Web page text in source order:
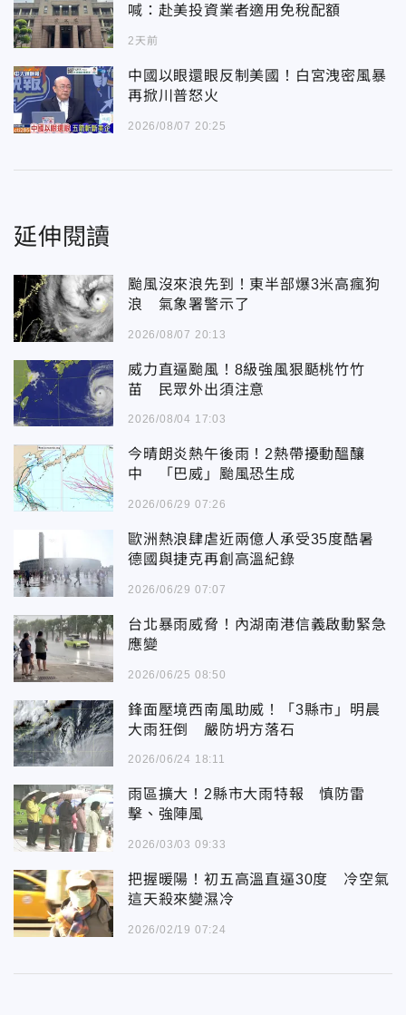
喊：赴美投資業者適用免稅配額
2天前
中國以眼還眼反制美國！白宮洩密風暴
再掀川普怒火
2026/08/07 20:25
延伸閱讀
颱風沒來浪先到！東半部爆3米高瘋狗
浪 氣象署警示了
2026/08/07 20:13
威力直逼颱風！8級強風狠颳桃竹竹
苗 民眾外出須注意
2026/08/04 17:03
今晴朗炎熱午後雨！2熱帶擾動醞釀
中 「巴威」颱風恐生成
2026/06/29 07:26
歐洲熱浪肆虐近兩億人承受35度酷暑
德國與捷克再創高溫紀錄
2026/06/29 07:07
台北暴雨威脅！內湖南港信義啟動緊急
應變
2026/06/25 08:50
鋒面壓境西南風助威！「3縣市」明晨
大雨狂倒 嚴防坍方落石
2026/06/24 18:11
雨區擴大！2縣市大雨特報 慎防雷
擊、強陣風
2026/03/03 09:33
把握暖陽！初五高溫直逼30度 冷空氣
這天殺來變濕冷
2026/02/19 07:24